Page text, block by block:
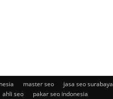
master seo
jasa seo surabaya
ahli seo
pakar seo indonesia